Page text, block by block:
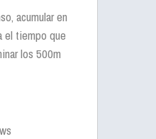
acumular en
el tiempo que
los 500m